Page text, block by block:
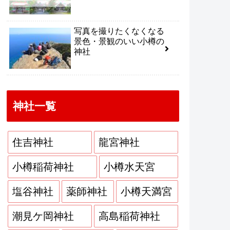
写真を撮りたくなくなる
景色・景観のいい小樽の
神社
神社一覧
住吉神社 龍宮神社
小樽稲荷神社 小樽水天宮
塩谷神社 薬師神社 小樽天満宮
潮見ケ岡神社 高島稲荷神社